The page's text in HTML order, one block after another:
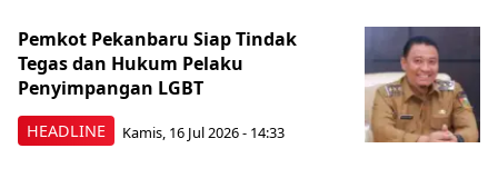
HEADLINE
Pemkot Pekanbaru Siap Tindak
Tegas dan Hukum Pelaku
Penyimpangan LGBT
Kamis, 16 Jul 2026 - 14:33